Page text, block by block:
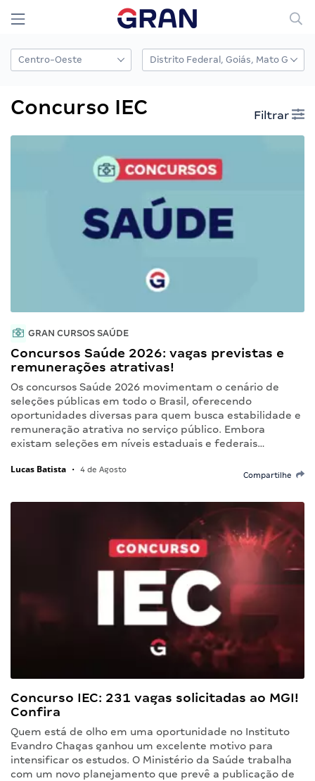
Concurso IEC Filtrar
GRAN CURSOS SAÚDE
Concursos Saúde 2026: vagas previstas e
remunerações atrativas!
Os concursos Saúde 2026 movimentam o cenário de
seleções públicas em todo o Brasil, oferecendo
oportunidades diversas para quem busca estabilidade e
remuneração atrativa no serviço público. Embora
existam seleções em níveis estaduais e federais…
Lucas Batista • 4 de Agosto
Compartilhe
Concurso IEC: 231 vagas solicitadas ao MGI!
Confira
Quem está de olho em uma oportunidade no Instituto
Evandro Chagas ganhou um excelente motivo para
intensificar os estudos. O Ministério da Saúde trabalha
com um novo planejamento que prevê a publicação de